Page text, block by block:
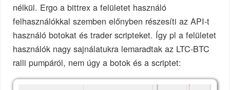
nélkül. Ergo a bittrex a felületet használó
felhasználókkal szemben előnyben részesíti az API-t
használó botokat és trader scripteket. Így pl a felületet
használók nagy sajnálatukra lemaradtak az LTC-BTC
ralli pumpáról, nem úgy a botok és a scriptet: